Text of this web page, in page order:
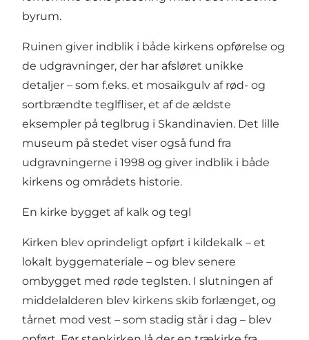
byrum.
Ruinen giver indblik i både kirkens opførelse og
de udgravninger, der har afsløret unikke
detaljer – som f.eks. et mosaikgulv af rød- og
sortbrændte teglfliser, et af de ældste
eksempler på teglbrug i Skandinavien. Det lille
museum på stedet viser også fund fra
udgravningerne i 1998 og giver indblik i både
kirkens og områdets historie.
En kirke bygget af kalk og tegl
Kirken blev oprindeligt opført i kildekalk – et
lokalt byggemateriale – og blev senere
ombygget med røde teglsten. I slutningen af
middelalderen blev kirkens skib forlænget, og
tårnet mod vest – som stadig står i dag – blev